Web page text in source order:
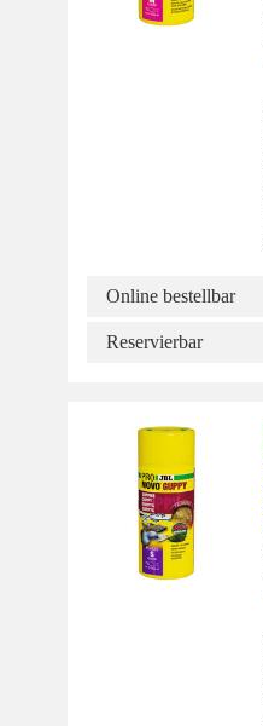
Online bestellbar
Reservierbar